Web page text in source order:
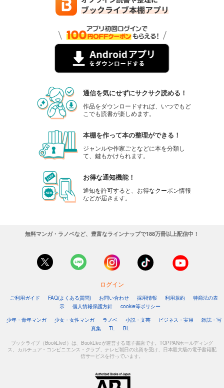
通信を気にせずにサクサク読める！
作品をダウンロードすれば、いつでもど
こでも読書が楽しめます。
本棚を作って本の整理ができる！
ジャンルや作家ごとなどに本を分類し
て、鍵もかけられます。
お得な通知機能！
通知を許可すると、お得なクーポン情報
などが届きます。
無料マンガ・ラノベなど、豊富なラインナップで188万冊以上配信中！
ログイン
ご利用ガイド FAQ(よくある質問) お問い合わせ 採用情報 利用規約
特商法の表
示
個人情報保護方針
cookie等ポリシー
少年・青年マンガ
少女・女性マンガ ラノベ 小説・文芸 ビジネス・実用
雑誌・写
真集
TL BL
ブックライブ（BookLive!）は、BookLiveが運営する電子書店です。TOPPANホールディング
ス、カルチュア・コンビニエンス・クラブ、テレビ朝日の出資を受け、日本最大級の電子書籍配
信サービスを行っています。